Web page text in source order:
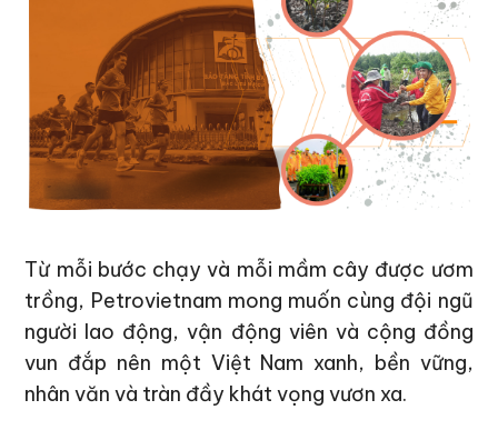
Từ mỗi bước chạy và mỗi mầm cây được ươm
trồng, Petrovietnam mong muốn cùng đội ngũ
người lao động, vận động viên và cộng đồng
vun đắp nên một Việt Nam xanh, bền vững,
nhân văn và tràn đầy khát vọng vươn xa.